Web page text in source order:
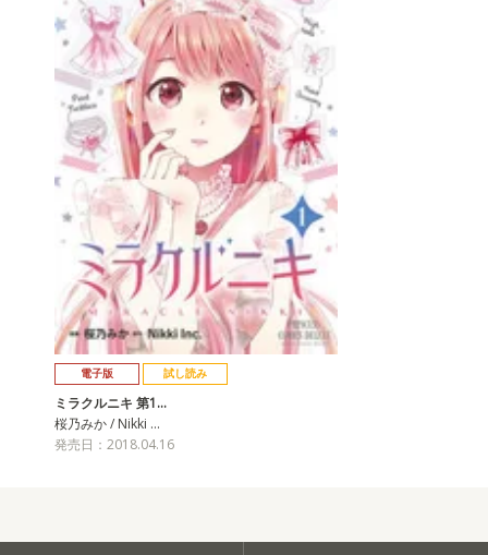
電子版 試し読み
ミラクルニキ 第1…
桜乃みか / Nikki …
発売日：2018.04.16